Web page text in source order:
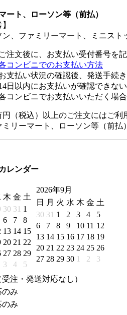
ート、ローソン等（前払）
ン、ファミリーマート、ミニスト
ご注文後に、お支払い受付番号を
コンビニでのお支払い方法
支払い状況の確認後、発送手続
日以内にお支払いが確認できな
コンビニでお支払いいただく場
（税込）以上のご注文にはご利
リーマート、ローソン等（前払
レンダー
木 金 土
30 31 1
6 7
8
13 14 15
20 21 22
27 28 29
3 4 5
2026年9月
日
月 火 水 木 金 土
30 31 1 2 3 4
5
6
7 8 9 10 11 12
13 14 15 16 17 18 19
20 21 22 23 24 25 26
27 28 29 30 1 2 3
注・発送対応なし）
のみ
のみ